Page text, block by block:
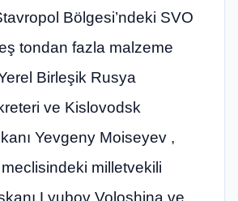
Bölgesi’ndeki SVO
tondan fazla malzeme
Birleşik Rusya
ve Kislovodsk
Yevgeny Moiseyev ,
milletvekili
Lyubov Voloshina ve